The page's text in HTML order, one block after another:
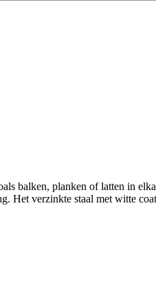
balken, planken of latten in
Het verzinkte staal met witte